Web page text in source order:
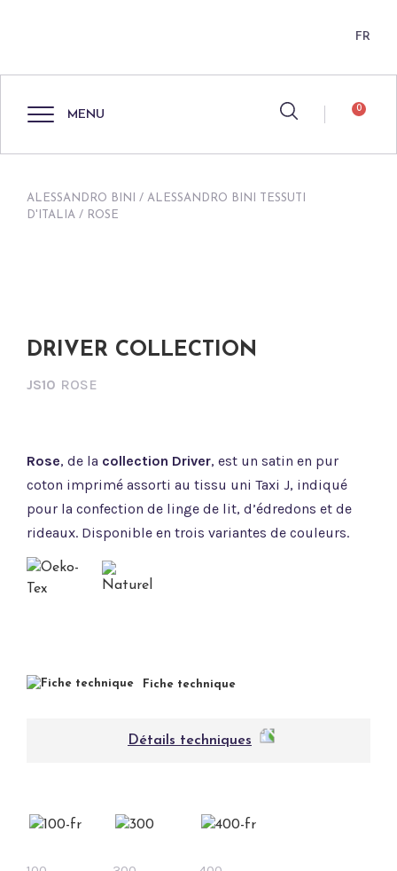
FR
MENU 0
ALESSANDRO BINI / ALESSANDRO BINI TESSUTI
D'ITALIA / ROSE
DRIVER COLLECTION
JS10 ROSE
Rose, de la collection Driver, est un satin en pur
coton imprimé assorti au tissu uni Taxi J, indiqué
pour la confection de linge de lit, d’édredons et de
rideaux. Disponible en trois variantes de couleurs.
Fiche technique
Détails techniques